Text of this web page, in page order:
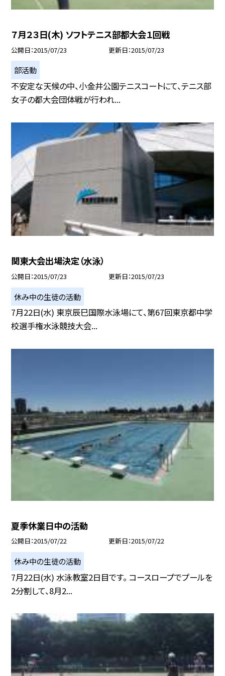
７月２３日(木) ソフトテニス部都大会１回戦
公開日 2015/07/23 更新日 2015/07/23
部活動
不安定な天候の中、小金井公園テニスコートにて、テニス部
女子の都大会団体戦が行われ...
関東大会出場決定（水泳）
公開日 2015/07/23 更新日 2015/07/23
休み中の生徒の活動
7月22日(水) 東京辰巳国際水泳場にて、第67回東京都中学
校選手権水泳競技大会...
夏季休業日中の活動
公開日 2015/07/22 更新日 2015/07/22
休み中の生徒の活動
7月22日(水) 水泳教室2日目です。 コースロープでプールを
2分割して、8月2...